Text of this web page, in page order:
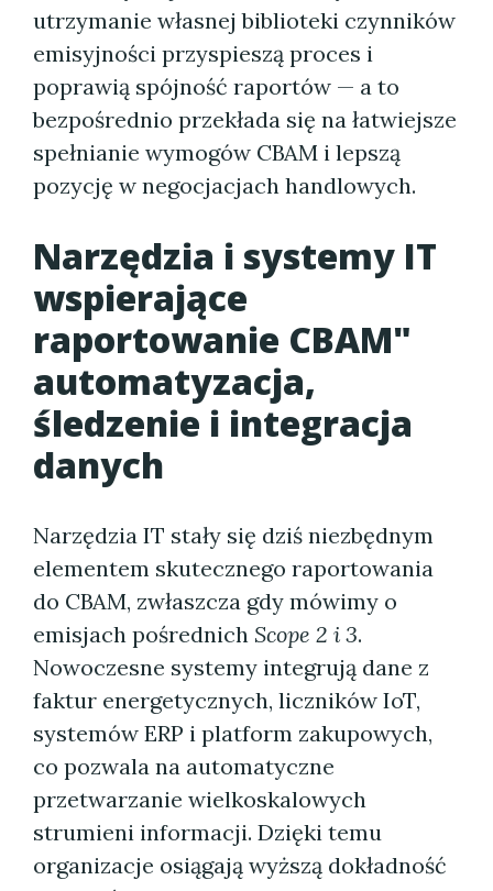
utrzymanie własnej biblioteki czynników
emisyjności przyspieszą proces i
poprawią spójność raportów — a to
bezpośrednio przekłada się na łatwiejsze
spełnianie wymogów CBAM i lepszą
pozycję w negocjacjach handlowych.
Narzędzia i systemy IT
wspierające
raportowanie CBAM"
automatyzacja,
śledzenie i integracja
danych
Narzędzia IT stały się dziś niezbędnym
elementem skutecznego raportowania
do CBAM, zwłaszcza gdy mówimy o
emisjach pośrednich Scope 2 i 3.
Nowoczesne systemy integrują dane z
faktur energetycznych, liczników IoT,
systemów ERP i platform zakupowych,
co pozwala na automatyczne
przetwarzanie wielkoskalowych
strumieni informacji. Dzięki temu
organizacje osiągają wyższą dokładność